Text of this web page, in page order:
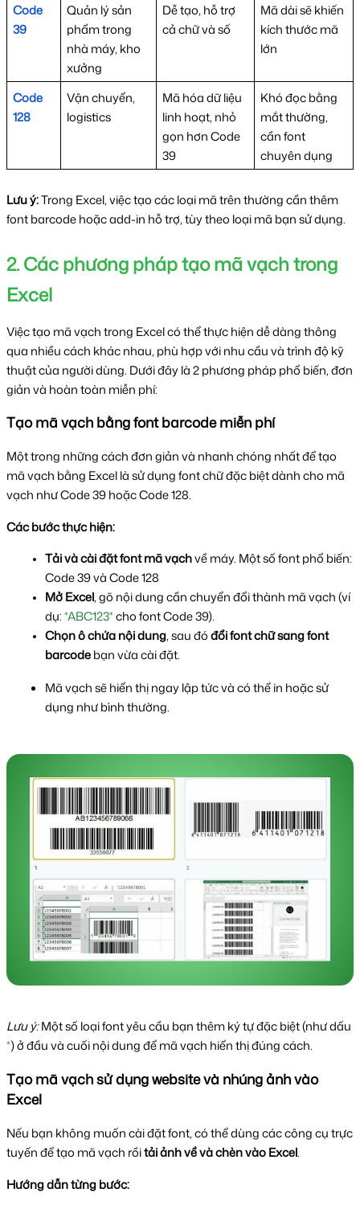
Code
39
Quản lý sản
phẩm trong
nhà máy, kho
xưởng
Dễ tạo, hỗ trợ
cả chữ và số
Mã dài sẽ khiến
kích thước mã
lớn
Code
128
Vận chuyển,
logistics
Mã hóa dữ liệu
linh hoạt, nhỏ
gọn hơn Code
39
Khó đọc bằng
mắt thường,
cần font
chuyên dụng
Lưu ý: Trong Excel, việc tạo các loại mã trên thường cần thêm
font barcode hoặc add-in hỗ trợ, tùy theo loại mã bạn sử dụng.
2. Các phương pháp tạo mã vạch trong
Excel
Việc tạo mã vạch trong Excel có thể thực hiện dễ dàng thông
qua nhiều cách khác nhau, phù hợp với nhu cầu và trình độ kỹ
thuật của người dùng. Dưới đây là 2 phương pháp phổ biến, đơn
giản và hoàn toàn miễn phí:
Tạo mã vạch bằng font barcode miễn phí
Một trong những cách đơn giản và nhanh chóng nhất để tạo
mã vạch bằng Excel là sử dụng font chữ đặc biệt dành cho mã
vạch như Code 39 hoặc Code 128.
Các bước thực hiện:
Tải và cài đặt font mã vạch về máy. Một số font phổ biến:
Code 39 và Code 128
Mở Excel, gõ nội dung cần chuyển đổi thành mã vạch (ví
dụ: *ABC123* cho font Code 39).
Chọn ô chứa nội dung, sau đó đổi font chữ sang font
barcode bạn vừa cài đặt.
Mã vạch sẽ hiển thị ngay lập tức và có thể in hoặc sử
dụng như bình thường.
Lưu ý:Một số loại font yêu cầu bạn thêm ký tự đặc biệt (như dấu
*) ở đầu và cuối nội dung để mã vạch hiển thị đúng cách.
Tạo mã vạch sử dụng website và nhúng ảnh vào
Excel
Nếu bạn không muốn cài đặt font, có thể dùng các công cụ trực
tuyến để tạo mã vạch rồi tải ảnh về và chèn vào Excel.
Hướng dẫn từng bước: